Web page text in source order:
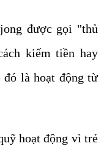
được gọi "thủ
kiếm tiền hay
là hoạt động từ
hoạt động vì trẻ